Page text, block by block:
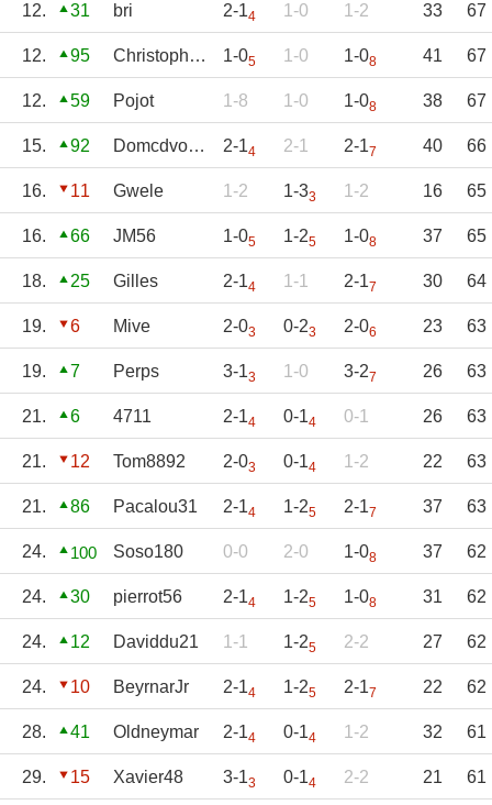
12. 31 bri 2-14 1-0 1-2 33 67
12. 95 Christopheribre 1-05 1-0 1-08 41 67
12. 59 Pojot 1-8 1-0 1-08 38 67
15. 92 Domcdvospoint 2-14 2-1 2-17 40 66
16. 11 Gwele 1-2 1-33 1-2 16 65
16. 66 JM56 1-05 1-25 1-08 37 65
18. 25 Gilles 2-14 1-1 2-17 30 64
19. 6 Mive 2-03 0-23 2-06 23 63
19. 7 Perps 3-13 1-0 3-27 26 63
21. 6 4711 2-14 0-14 0-1 26 63
21. 12 Tom8892 2-03 0-14 1-2 22 63
21. 86 Pacalou31 2-14 1-25 2-17 37 63
24. 100 Soso180 0-0 2-0 1-08 37 62
24. 30 pierrot56 2-14 1-25 1-08 31 62
24. 12 Daviddu21 1-1 1-25 2-2 27 62
24. 10 BeyrnarJr 2-14 1-25 2-17 22 62
28. 41 Oldneymar 2-14 0-14 1-2 32 61
29. 15 Xavier48 3-13 0-14 2-2 21 61